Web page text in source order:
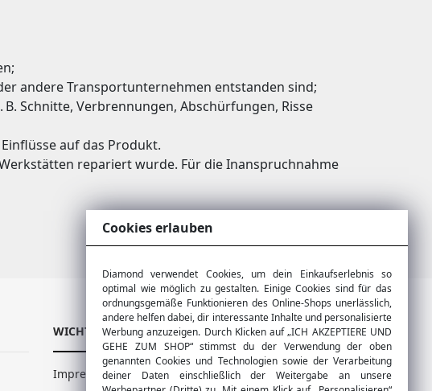
andere Transportunternehmen entstanden sind;
Schnitte, Verbrennungen, Abschürfungen, Risse
auf das Produkt.
repariert wurde. Für die Inanspruchnahme
WICHTIGE LINKS
Impressum
WEITERE LINKS
Produktbewertungen
Cookies erlauben
Diamond verwendet Cookies, um dein Einkaufserlebnis so
optimal wie möglich zu gestalten. Einige Cookies sind für das
ordnungsgemäße Funktionieren des Online-Shops unerlässlich,
andere helfen dabei, dir interessante Inhalte und personalisierte
Werbung anzuzeigen. Durch Klicken auf „ICH AKZEPTIERE UND
GEHE ZUM SHOP“ stimmst du der Verwendung der oben
genannten Cookies und Technologien sowie der Verarbeitung
deiner Daten einschließlich der Weitergabe an unsere